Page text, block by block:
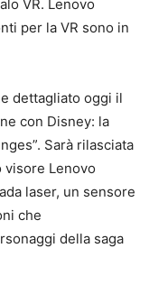
VR. Lenovo
per la VR sono in
dettagliato oggi il
con Disney: la
Sarà rilasciata
visore Lenovo
laser, un sensore
che
della saga